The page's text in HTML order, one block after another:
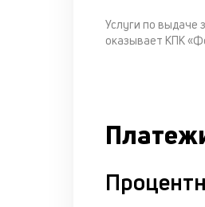
Услуги по выдаче
оказывает КПК